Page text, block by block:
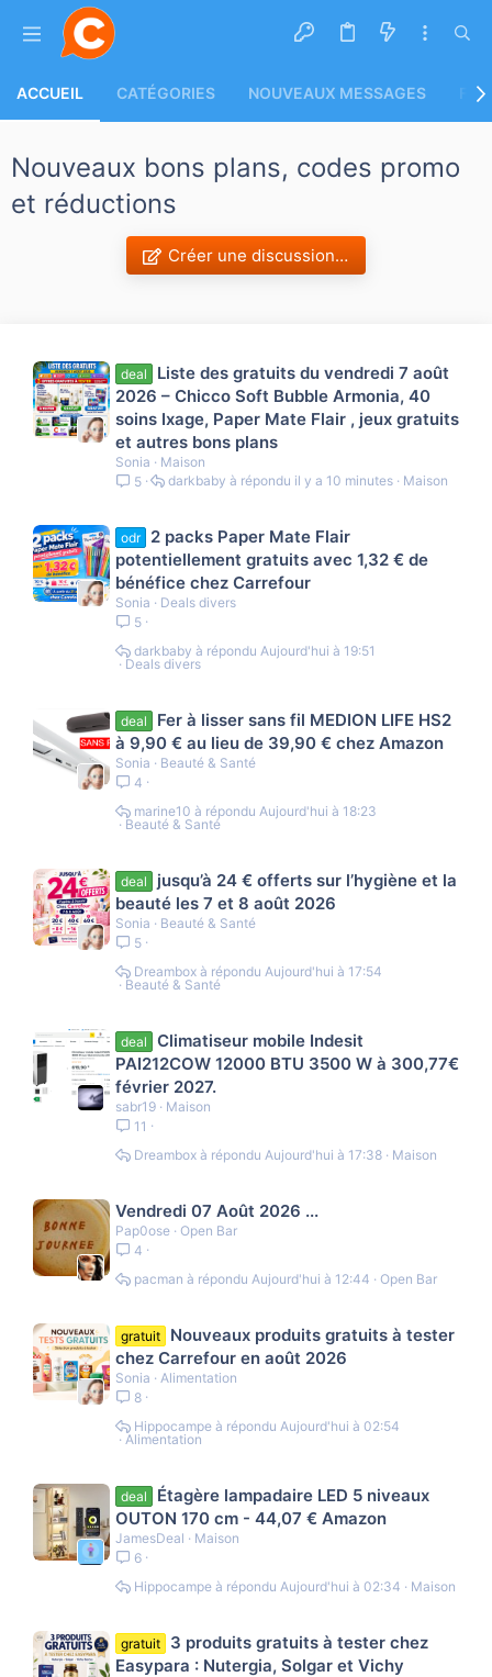
ACCUEIL CATÉGORIES NOUVEAUX MESSAGES
Nouveaux bons plans, codes promo
et réductions
Créer une discussion…
deal
Liste des gratuits du vendredi 7 août
2026 – Chicco Soft Bubble Armonia, 40
soins Ixage, Paper Mate Flair , jeux gratuits
et autres bons plans
Sonia
Maison
5
Maison
il y a 10 minutes
darkbaby
odr
2 packs Paper Mate Flair
potentiellement gratuits avec 1,32 € de
bénéfice chez Carrefour
Sonia
Deals divers
5
Deals divers
Aujourd'hui à 19:51
darkbaby
deal
Fer à lisser sans fil MEDION LIFE HS2
à 9,90 € au lieu de 39,90 € chez Amazon
Sonia
Beauté & Santé
4
Beauté & Santé
Aujourd'hui à 18:23
marine10
deal
jusqu’à 24 € offerts sur l’hygiène et la
beauté les 7 et 8 août 2026
Sonia
Beauté & Santé
5
Beauté & Santé
Aujourd'hui à 17:54
Dreambox
deal
Climatiseur mobile Indesit
PAI212COW 12000 BTU 3500 W à 300,77€
février 2027.
sabr19
Maison
11
Maison
Aujourd'hui à 17:38
Dreambox
Vendredi 07 Août 2026 ...
Pap0ose Open Bar
4
Open Bar
Aujourd'hui à 12:44
pacman
gratuit
Nouveaux produits gratuits à tester
chez Carrefour en août 2026
Sonia
Alimentation
8
Alimentation
Aujourd'hui à 02:54
Hippocampe
deal
Étagère lampadaire LED 5 niveaux
OUTON 170 cm - 44,07 € Amazon
JamesDeal
Maison
6
Maison
Aujourd'hui à 02:34
Hippocampe
gratuit
3 produits gratuits à tester chez
Easypara : Nutergia, Solgar et Vichy